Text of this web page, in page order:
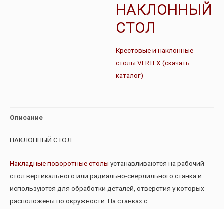
НАКЛОННЫЙ
СТОЛ
Крестовые и наклонные
столы VERTEX (скачать
каталог)
Описание
НАКЛОННЫЙ СТОЛ
Накладные поворотные столы устанавливаются на рабочий
стол вертикального или радиально-сверлильного станка и
используются для обработки деталей, отверстия у которых
расположены по окружности. На станках с